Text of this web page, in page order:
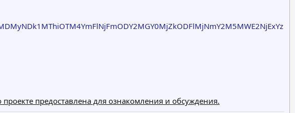
предоставлена для ознакомления и обсуждения.